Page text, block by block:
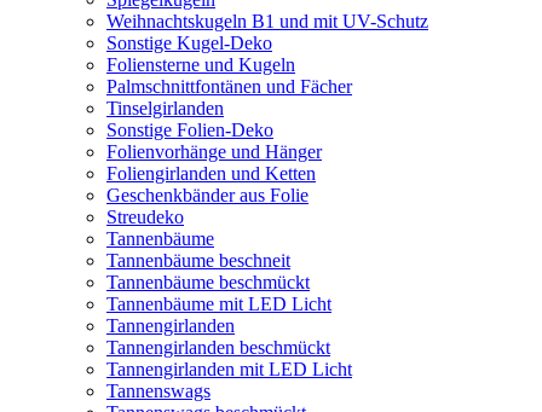
Weihnachtskugeln B1 und mit UV-Schutz
Sonstige Kugel-Deko
Foliensterne und Kugeln
Palmschnittfontänen und Fächer
Tinselgirlanden
Sonstige Folien-Deko
Folienvorhänge und Hänger
Foliengirlanden und Ketten
Geschenkbänder aus Folie
Streudeko
Tannenbäume
Tannenbäume beschneit
Tannenbäume beschmückt
Tannenbäume mit LED Licht
Tannengirlanden
Tannengirlanden beschmückt
Tannengirlanden mit LED Licht
Tannenswags